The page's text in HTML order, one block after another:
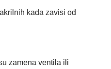
kada zavisi od
zamena ventila ili